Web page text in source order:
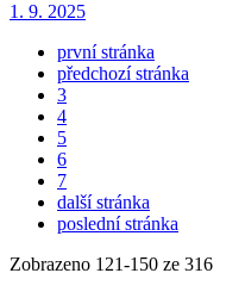
1. 9. 2025
první stránka
předchozí stránka
3
4
5
6
7
další stránka
poslední stránka
Zobrazeno 121-150 ze 316